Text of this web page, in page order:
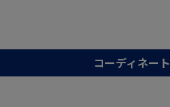
コーディネート